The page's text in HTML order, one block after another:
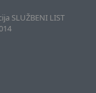
SLUŽBENI LIST